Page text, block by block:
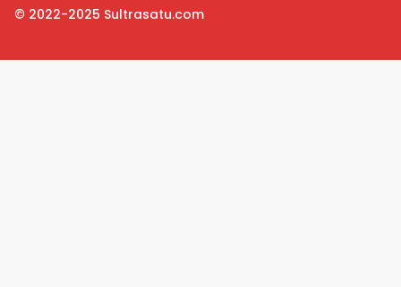
© 2022-2025 Sultrasatu.com